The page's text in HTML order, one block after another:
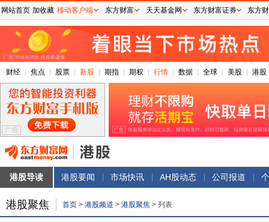
财经 焦点 股票 新股 期指 期权 行情 数据 全球 美股 港股
港股导读 港股要闻 市场快讯 AH股动态 公司报道
港股聚焦 首页 > 港股频道 > 港股聚焦 > 列表
网站首页 加收藏 移动客户端 东方财富 天天基金网 东方财富证券 东方